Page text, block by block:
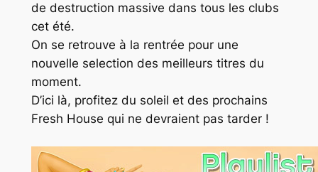
de destruction massive dans tous les clubs
cet été.
On se retrouve à la rentrée pour une
nouvelle selection des meilleurs titres du
moment.
D’ici là, profitez du soleil et des prochains
Fresh House qui ne devraient pas tarder !